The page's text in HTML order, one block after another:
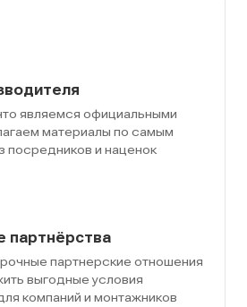
являемся официальными
материалы по самым
посредников и наценок
партнёрства
партнерские отношения
выгодные условия
компаний и монтажников